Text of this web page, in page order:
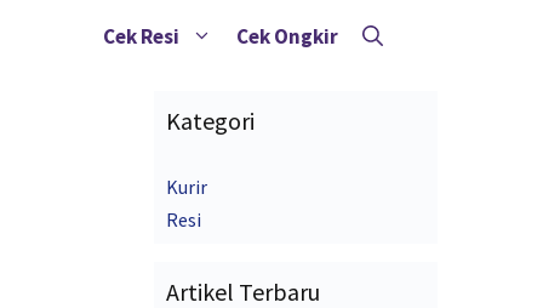
Cek Resi Cek Ongkir
Kategori
Kurir
Resi
Artikel Terbaru